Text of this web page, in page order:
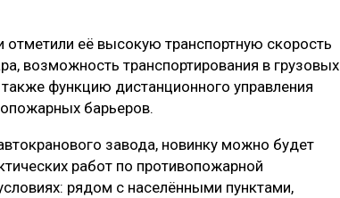
её высокую транспортную скорость
возможность транспортирования в грузовых
функцию дистанционного управления
барьеров.
завода, новинку можно будет
работ по противопожарной
рядом с населёнными пунктами,